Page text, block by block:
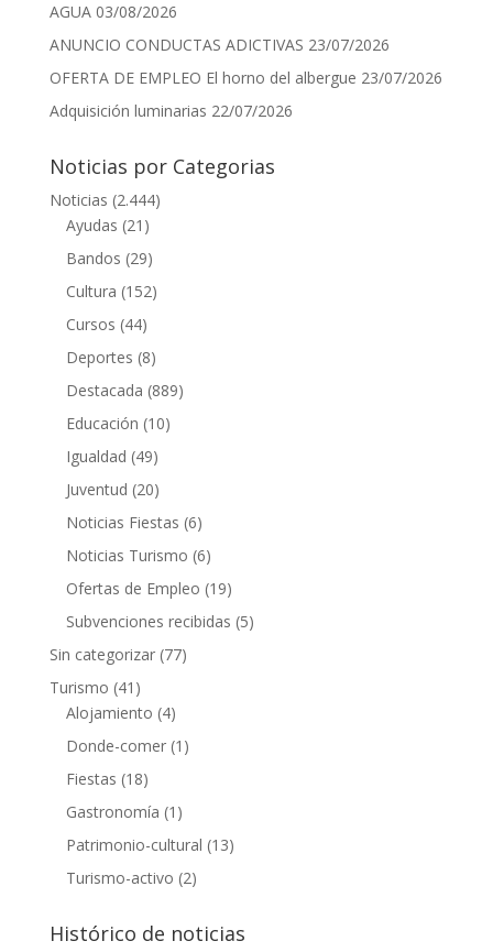
AGUA 03/08/2026
ANUNCIO CONDUCTAS ADICTIVAS 23/07/2026
OFERTA DE EMPLEO El horno del albergue 23/07/2026
Adquisición luminarias 22/07/2026
Noticias por Categorias
Noticias (2.444)
Ayudas (21)
Bandos (29)
Cultura (152)
Cursos (44)
Deportes (8)
Destacada (889)
Educación (10)
Igualdad (49)
Juventud (20)
Noticias Fiestas (6)
Noticias Turismo (6)
Ofertas de Empleo (19)
Subvenciones recibidas (5)
Sin categorizar(77)
Turismo (41)
Alojamiento (4)
Donde-comer(1)
Fiestas (18)
Gastronomía (1)
Patrimonio-cultural (13)
Turismo-activo (2)
Histórico de noticias